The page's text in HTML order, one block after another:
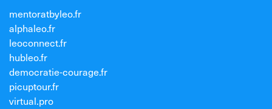
mentoratbyleo.fr
alphaleo.fr
leoconnect.fr
hubleo.fr
democratie-courage.fr
picuptour.fr
virtual.pro